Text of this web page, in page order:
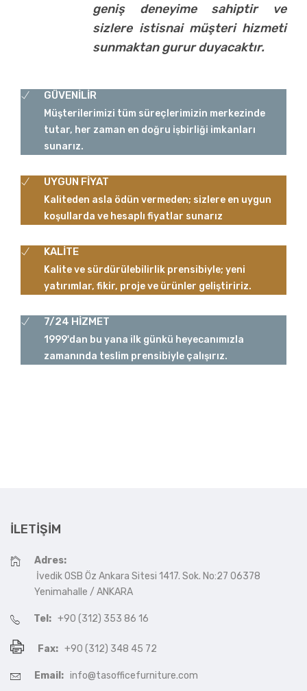
geniş deneyime sahiptir ve
sizlere istisnai müşteri hizmeti
sunmaktan gurur duyacaktır.
GÜVENİLİR
Müşterilerimizi tüm süreçlerimizin merkezinde
tutar, her zaman en doğru işbirliği imkanları
sunarız.
UYGUN FİYAT
Kaliteden asla ödün vermeden; sizlere en uygun
koşullarda ve hesaplı fiyatlar sunarız
KALİTE
Kalite ve sürdürülebilirlik prensibiyle; yeni
yatırımlar, fikir, proje ve ürünler geliştiririz.
7/24 HİZMET
1999'dan bu yana ilk günkü heyecanımızla
zamanında teslim prensibiyle çalışırız.
İLETIŞIM
Adres:
İvedik OSB Öz Ankara Sitesi 1417. Sok. No:27 06378
Yenimahalle / ANKARA
Tel: +90 (312) 353 86 16
Fax: +90 (312) 348 45 72
Email: info@tasofficefurniture.com